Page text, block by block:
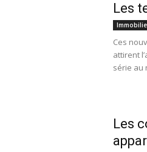
Les
Ces
attirent
série au
Les